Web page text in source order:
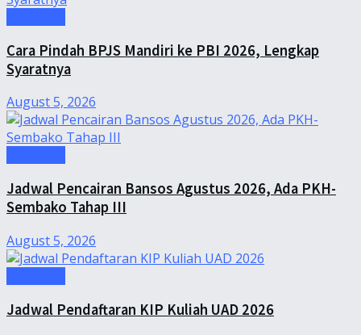
Cara Pindah BPJS Mandiri ke PBI 2026, Lengkap
Syaratnya
August 5, 2026
Jadwal Pencairan Bansos Agustus 2026, Ada PKH-
Sembako Tahap III
August 5, 2026
Jadwal Pendaftaran KIP Kuliah UAD 2026